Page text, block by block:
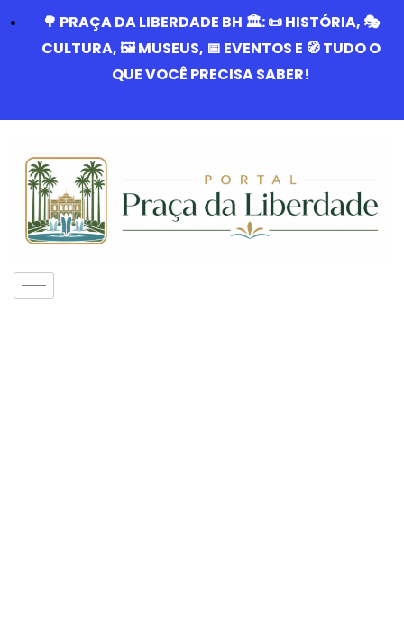
🌳 PRAÇA DA LIBERDADE BH 🏛️: 📜 HISTÓRIA, 🎭
CULTURA, 🖼️ MUSEUS, 📅 EVENTOS E 🧭 TUDO O
QUE VOCÊ PRECISA SABER!